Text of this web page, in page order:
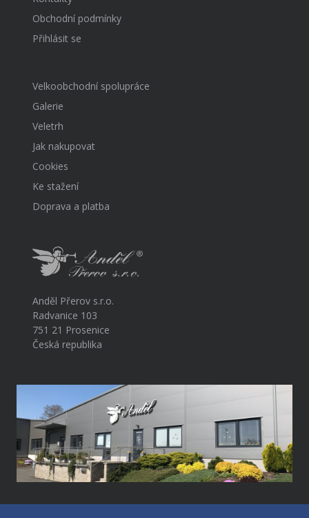
Obchodní podmínky
Přihlásit se
Velkoobchodní spolupráce
Galerie
Veletrh
Jak nakupovat
Cookies
Ke stažení
Doprava a platba
Anděl Přerov s.r.o.
Radvanice 103
751 21 Prosenice
Česká republika